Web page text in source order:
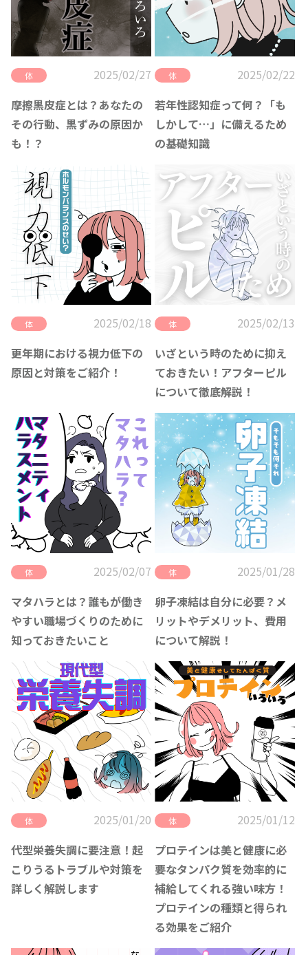
体
2025/02/27
摩擦黒皮症とは？あなたの
その行動、黒ずみの原因か
も！？
体
2025/02/22
若年性認知症って何？「も
しかして…」に備えるため
の基礎知識
体
2025/02/18
更年期における視力低下の
原因と対策をご紹介！
体
2025/02/13
いざという時のために抑え
ておきたい！アフターピル
について徹底解説！
体
2025/02/07
マタハラとは？誰もが働き
やすい職場づくりのために
知っておきたいこと
体
2025/01/28
卵子凍結は自分に必要？メ
リットやデメリット、費用
について解説！
体
2025/01/20
代型栄養失調に要注意！起
こりうるトラブルや対策を
詳しく解説します
体
2025/01/12
プロテインは美と健康に必
要なタンパク質を効率的に
補給してくれる強い味方！
プロテインの種類と得られ
る効果をご紹介